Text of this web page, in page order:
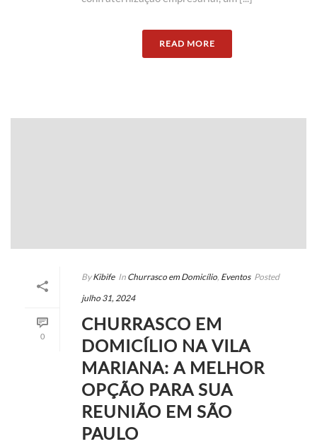
READ MORE
0
By Kibife In Churrasco em Domicílio, Eventos Posted
julho 31, 2024
CHURRASCO EM
DOMICÍLIO NA VILA
MARIANA: A MELHOR
OPÇÃO PARA SUA
REUNIÃO EM SÃO
PAULO